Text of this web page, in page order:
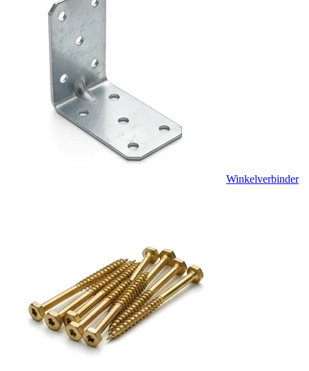
Winkelverbinder